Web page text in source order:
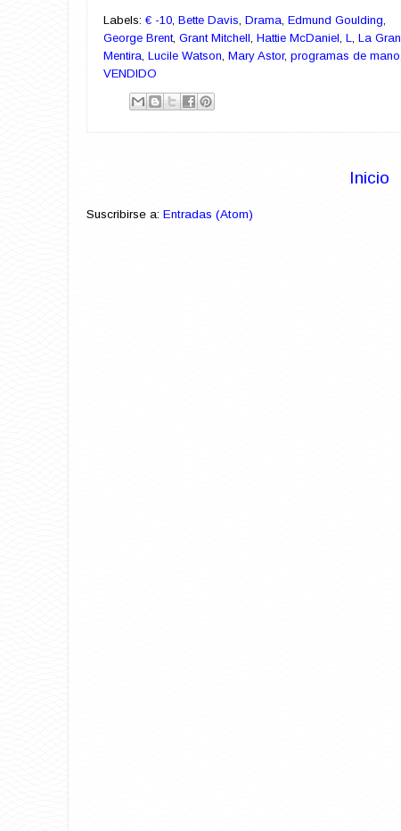
Labels: € -10 Bette Davis Drama Edmund Goulding
George Brent, Grant Mitchell Hattie McDaniel L
La Gran
Mentira Lucile Watson Mary Astor, programas de mano
VENDIDO
Inicio
Suscribirse a: Entradas (Atom)